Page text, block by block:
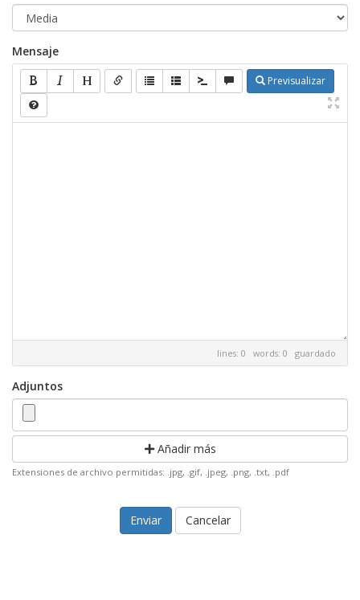
Mensaje
Previsualizar
lines: 0 words: 0 guardado
Adjuntos
Añadir más
Extensiones de archivo permitidas: .jpg, .gif, .jpeg, .png, .txt, .pdf
Cancelar